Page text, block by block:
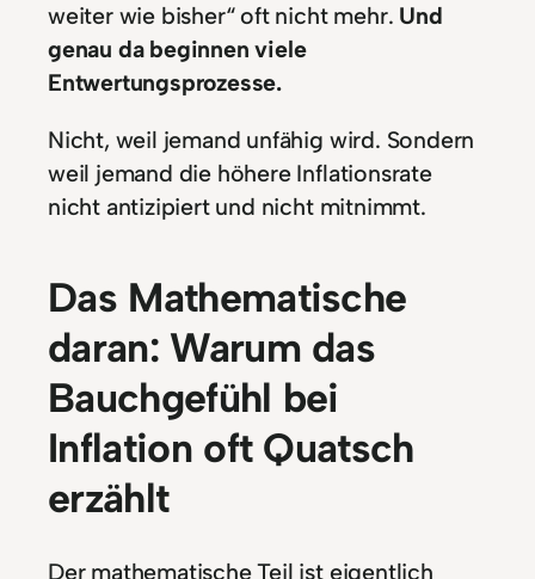
weiter wie bisher“ oft nicht mehr. Und
genau da beginnen viele
Entwertungsprozesse.
Nicht, weil jemand unfähig wird. Sondern
weil jemand die höhere Inflationsrate
nicht antizipiert und nicht mitnimmt.
Das Mathematische
daran: Warum das
Bauchgefühl bei
Inflation oft Quatsch
erzählt
Der mathematische Teil ist eigentlich